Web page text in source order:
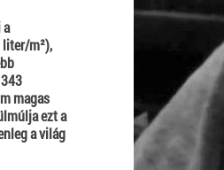
a
liter/m²),
magas
ezt a
a világ